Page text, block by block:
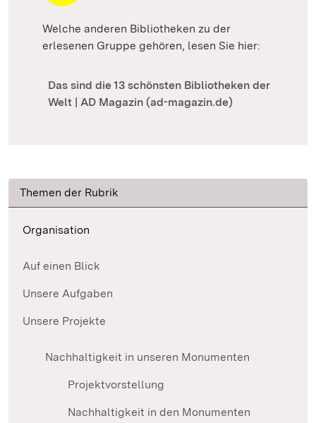
Welche anderen Bibliotheken zu der
erlesenen Gruppe gehören, lesen Sie hier:
Das sind die 13 schönsten Bibliotheken der
Welt | AD Magazin (ad-magazin.de)
Themen der Rubrik
Organisation
Auf einen Blick
Unsere Aufgaben
Unsere Projekte
Nachhaltigkeit in unseren Monumenten
Projektvorstellung
Nachhaltigkeit in den Monumenten